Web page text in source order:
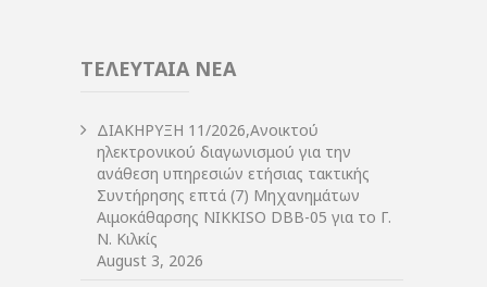
ΤΕΛΕΥΤΑΙΑ ΝΕΑ
ΔIΑΚΗΡΥΞΗ 11/2026,Ανοικτού
ηλεκτρονικού διαγωνισμού για την
ανάθεση υπηρεσιών ετήσιας τακτικής
Συντήρησης επτά (7) Μηχανημάτων
Αιμοκάθαρσης NIKKISO DBB-05 για το Γ.
Ν. Κιλκίς
August 3, 2026